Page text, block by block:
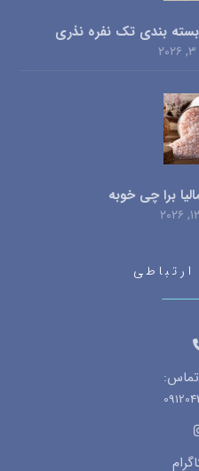
بندی تک نفره نذری
برا چی خوبه